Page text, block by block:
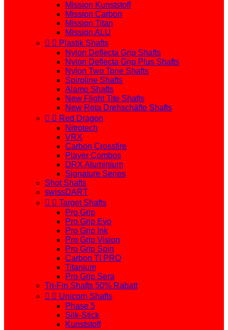
Mission Kunststoff
Mission Carbon
Mission Titan
Mission ALU
  Plastik Shafts
Nylon Deflecta Grip Shafts
Nylon Deflecta Grip Plus Shafts
Nylon Two Tone Shafts
Spiroline Shafts
Alamo Shafts
New Flight Tite Shafts
New Rota Drehschäfte Shafts
  Red Dragon
Nitrotech
VRX
Carbon Crossfire
Player Combos
DRX Aluminium
Signature Series
Shot Shafts
swissDART
  Target Shafts
Pro Grip
Pro Grip Evo
Pro Grip Ink
Pro Grip Vision
Pro Grip Spin
Carbon TI PRO
Titanium
Pro Grip Sera
Tri-Fin Shafts 50% Rabatt
  Unicorn Shafts
Phase 5
Silk-Stick
Kunststoff